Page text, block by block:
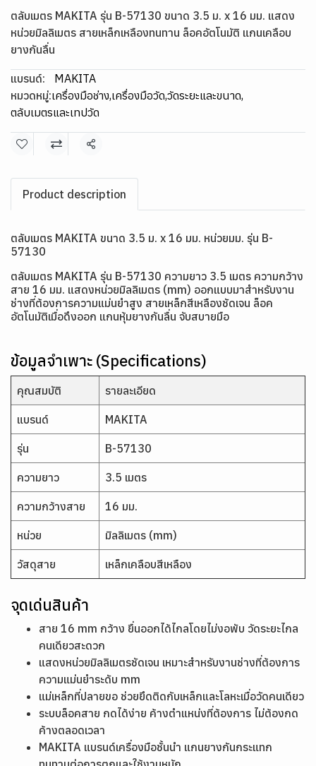
ตลับเมตร MAKITA รุ่น B-57130 ขนาด 3.5 ม. x 16 มม. แสดง
หน่วยมิลลิเมตร สายเหล็กเหลืองทนทาน ล็อคอัตโนมัติ แกนเคลือบ
ยางกันลื่น
แบรนด์:
MAKITA
หมวดหมู่:เครื่องมือช่าง,เครื่องมือวัด,วัดระยะและขนาด,
ตลับเมตรและเทปวัด
แชร์
Product description
ตลับเมตร MAKITA ขนาด 3.5 ม. x 16 มม. หน่วยมม. รุ่น B-
57130
ตลับเมตร MAKITA รุ่น B-57130 ความยาว 3.5 เมตร ความกว้าง
สาย 16 มม. แสดงหน่วยมิลลิเมตร (mm) ออกแบบมาสำหรับงาน
ช่างที่ต้องการความแม่นยำสูง สายเหล็กสีเหลืองชัดเจน ล็อค
อัตโนมัติเมื่อดึงออก แกนหุ้มยางกันลื่น จับสบายมือ
ข้อมูลจำเพาะ (Specifications)
คุณสมบัติ รายละเอียด
แบรนด์ MAKITA
รุ่น B-57130
ความยาว 3.5 เมตร
ความกว้างสาย 16 มม.
หน่วย มิลลิเมตร (mm)
วัสดุสาย เหล็กเคลือบสีเหลือง
จุดเด่นสินค้า
สาย 16 mm กว้าง ยื่นออกได้ไกลโดยไม่งอพับ วัดระยะไกล
คนเดียวสะดวก
แสดงหน่วยมิลลิเมตรชัดเจน เหมาะสำหรับงานช่างที่ต้องการ
ความแม่นยำระดับ mm
แม่เหล็กที่ปลายขอ ช่วยยึดติดกับเหล็กและโลหะเมื่อวัดคนเดียว
ระบบล็อคสาย กดได้ง่าย ค้างตำแหน่งที่ต้องการ ไม่ต้องกด
ค้างตลอดเวลา
MAKITA แบรนด์เครื่องมือชั้นนำ แกนยางกันกระแทก